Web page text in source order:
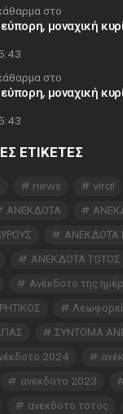
στο
μοναχική
στο
μοναχική
ΕΤΙΚΈΤΕΣ
news viral
ΑΝΕΚΔΟΤΑ
ΑΝΕΚΔΟΤΑ
ΑΝΕΚΔΟΤΑ ΤΟΤΟΣ
Ανέκδοτο της
ΣΥΝΤΟΜΑ
2024
ανεκδοτο 2023
ανεκδοτο τοτος